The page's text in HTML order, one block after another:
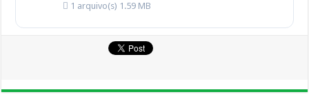
1 arquivo(s) 1.59 MB